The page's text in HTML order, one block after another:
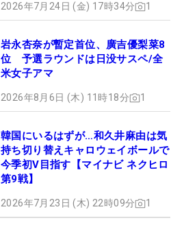
2026年7月24日 (金) 17時34分 1
岩永杏奈が暫定首位、廣吉優梨菜8
位 予選ラウンドは日没サスペ/全
米女子アマ
2026年8月6日 (木) 11時18分 1
韓国にいるはずが…和久井麻由は気
持ち切り替えキャロウェイボールで
今季初V目指す【マイナビ ネクヒロ
第9戦】
2026年7月23日 (木) 22時09分 1